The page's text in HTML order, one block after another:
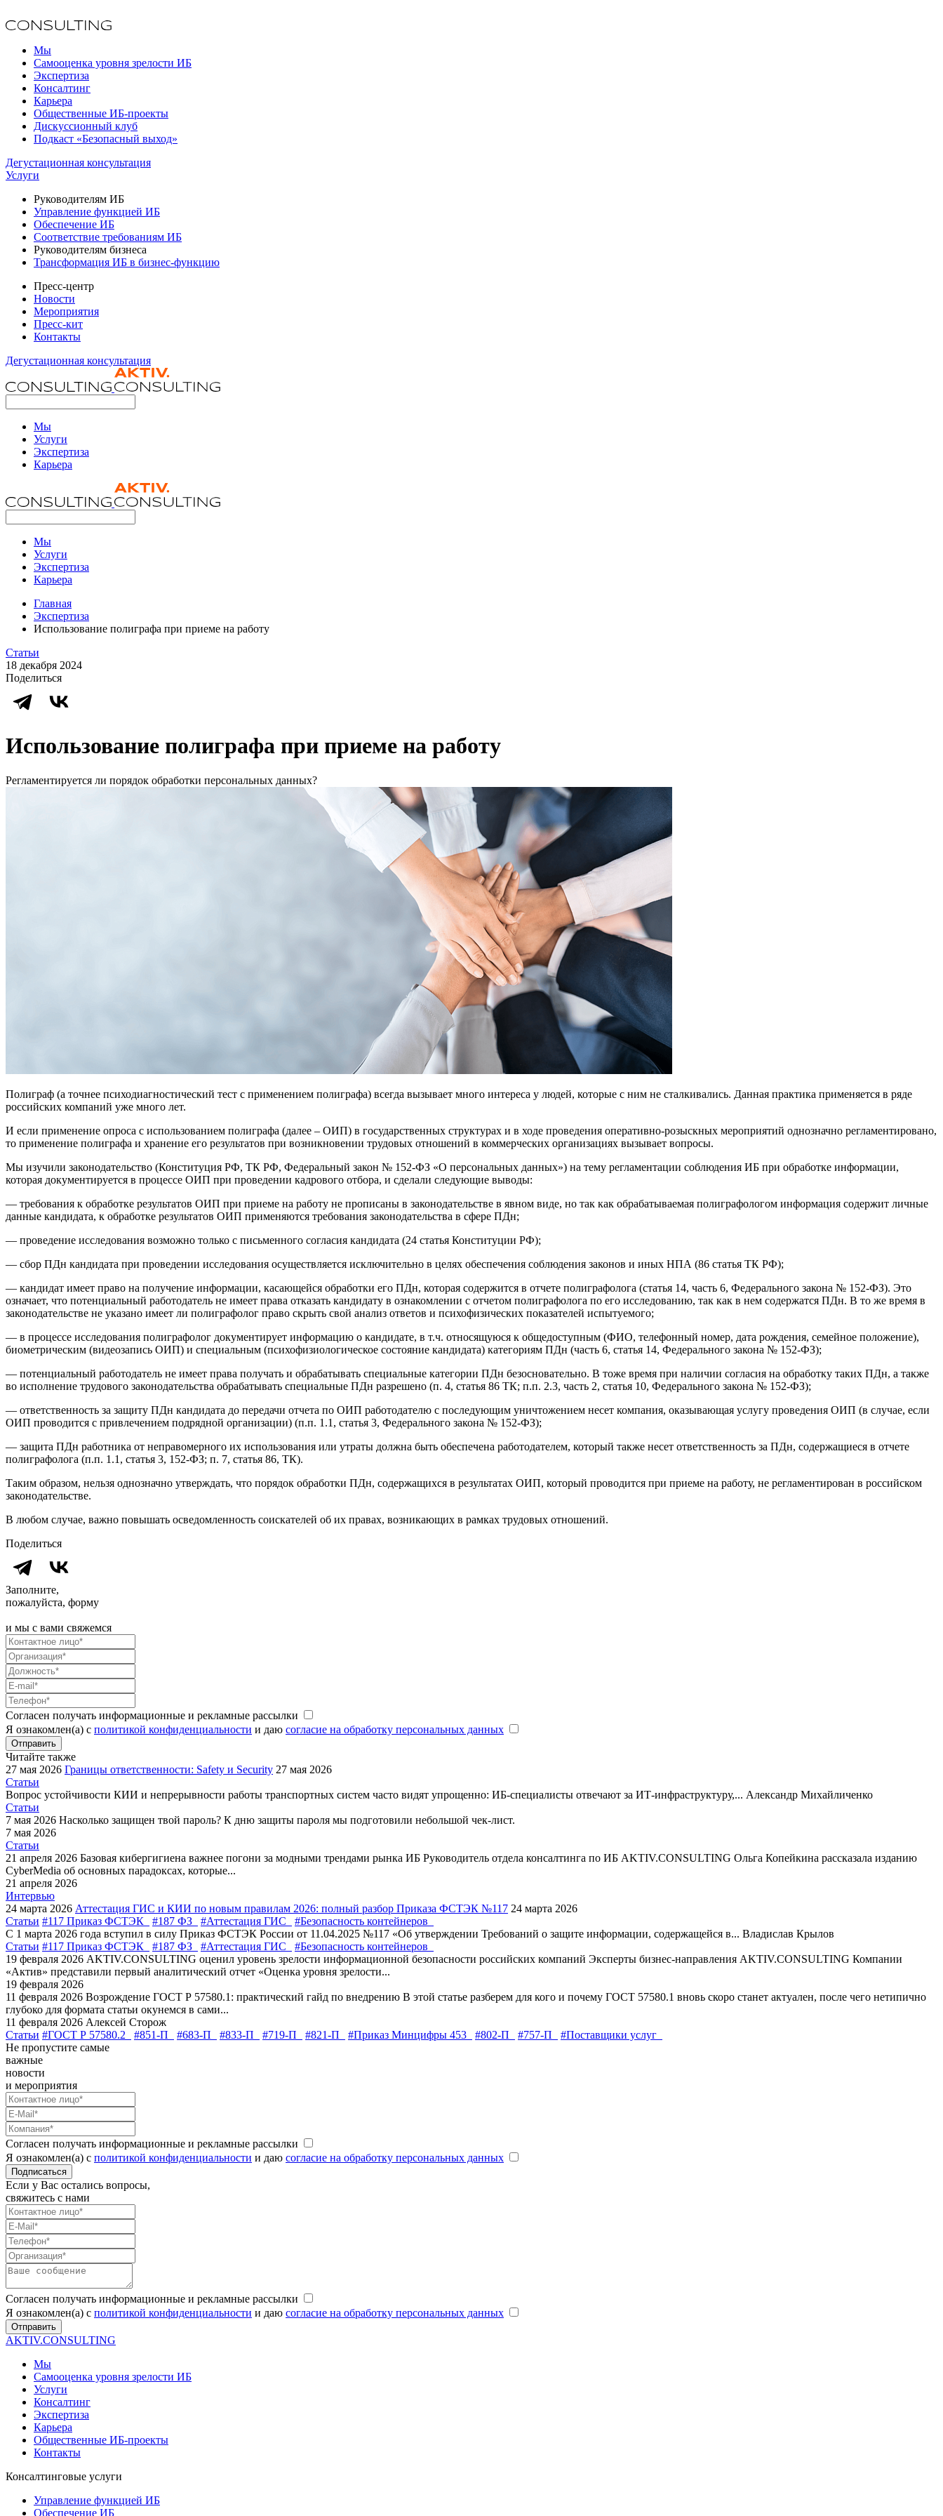
Мы
Самооценка уровня зрелости ИБ
Экспертиза
Консалтинг
Карьера
Общественные ИБ-проекты
Дискуссионный клуб
Подкаст «Безопасный выход»
Дегустационная консультация
Услуги
Руководителям ИБ
Управление функцией ИБ
Обеспечение ИБ
Соответствие требованиям ИБ
Руководителям бизнеса
Трансформация ИБ в бизнес-функцию
Пресс-центр
Новости
Мероприятия
Пресс-кит
Контакты
Дегустационная консультация
Мы
Услуги
Экспертиза
Карьера
Мы
Услуги
Экспертиза
Карьера
Главная
Экспертиза
Использование полиграфа при приеме на работу
Статьи
18 декабря 2024
Поделиться
Использование полиграфа при приеме на работу
Регламентируется ли порядок обработки персональных данных?
Полиграф (а точнее психодиагностический тест с применением полиграфа) всегда вызывает много интереса у людей, которые с ним не сталкивались. Данная практика применяется в ряде
российских компаний уже много лет.
И если применение опроса с использованием полиграфа (далее – ОИП) в государственных структурах и в ходе проведения оперативно-розыскных мероприятий однозначно регламентировано,
то применение полиграфа и хранение его результатов при возникновении трудовых отношений в коммерческих организациях вызывает вопросы.
Мы изучили законодательство (Конституция РФ, ТК РФ, Федеральный закон № 152-ФЗ «О персональных данных») на тему регламентации соблюдения ИБ при обработке информации,
которая документируется в процессе ОИП при проведении кадрового отбора, и сделали следующие выводы:
— требования к обработке результатов ОИП при приеме на работу не прописаны в законодательстве в явном виде, но так как обрабатываемая полиграфологом информация содержит личные
данные кандидата, к обработке результатов ОИП применяются требования законодательства в сфере ПДн;
— проведение исследования возможно только с письменного согласия кандидата (24 статья Конституции РФ);
— сбор ПДн кандидата при проведении исследования осуществляется исключительно в целях обеспечения соблюдения законов и иных НПА (86 статья ТК РФ);
— кандидат имеет право на получение информации, касающейся обработки его ПДн, которая содержится в отчете полиграфолога (статья 14, часть 6, Федерального закона № 152-ФЗ). Это
означает, что потенциальный работодатель не имеет права отказать кандидату в ознакомлении с отчетом полиграфолога по его исследованию, так как в нем содержатся ПДн. В то же время в
законодательстве не указано имеет ли полиграфолог право скрыть свой анализ ответов и психофизических показателей испытуемого;
— в процессе исследования полиграфолог документирует информацию о кандидате, в т.ч. относящуюся к общедоступным (ФИО, телефонный номер, дата рождения, семейное положение),
биометрическим (видеозапись ОИП) и специальным (психофизиологическое состояние кандидата) категориям ПДн (часть 6, статья 14, Федерального закона № 152-ФЗ);
— потенциальный работодатель не имеет права получать и обрабатывать специальные категории ПДн безосновательно. В тоже время при наличии согласия на обработку таких ПДн, а также
во исполнение трудового законодательства обрабатывать специальные ПДн разрешено (п. 4, статья 86 ТК; п.п. 2.3, часть 2, статья 10, Федерального закона № 152-ФЗ);
— ответственность за защиту ПДн кандидата до передачи отчета по ОИП работодателю с последующим уничтожением несет компания, оказывающая услугу проведения ОИП (в случае, если
ОИП проводится с привлечением подрядной организации) (п.п. 1.1, статья 3, Федерального закона № 152-ФЗ);
— защита ПДн работника от неправомерного их использования или утраты должна быть обеспечена работодателем, который также несет ответственность за ПДн, содержащиеся в отчете
полиграфолога (п.п. 1.1, статья 3, 152-ФЗ; п. 7, статья 86, ТК).
Таким образом, нельзя однозначно утверждать, что порядок обработки ПДн, содержащихся в результатах ОИП, который проводится при приеме на работу, не регламентирован в российском
законодательстве.
В любом случае, важно повышать осведомленность соискателей об их правах, возникающих в рамках трудовых отношений.
Поделиться
Заполните,
пожалуйста, форму
и мы с вами свяжемся
Согласен получать информационные и рекламные рассылки
Я ознакомлен(а) с политикой конфиденциальности и даю согласие на обработку персональных данных
Отправить
Читайте также
27 мая 2026 Границы ответственности: Safety и Security 27 мая 2026
Статьи
Вопрос устойчивости КИИ и непрерывности работы транспортных систем часто видят упрощенно: ИБ-специалисты отвечают за ИТ-инфраструктуру,... Александр Михайличенко
Статьи
7 мая 2026 Насколько защищен твой пароль? К дню защиты пароля мы подготовили небольшой чек-лист.
7 мая 2026
Статьи
21 апреля 2026 Базовая кибергигиена важнее погони за модными трендами рынка ИБ Руководитель отдела консалтинга по ИБ AKTIV.CONSULTING Ольга Копейкина рассказала изданию
CyberMedia об основных парадоксах, которые...
21 апреля 2026
Интервью
24 марта 2026 Аттестация ГИС и КИИ по новым правилам 2026: полный разбор Приказа ФСТЭК №117 24 марта 2026
Статьи #117 Приказ ФСТЭК #187 ФЗ #Аттестация ГИС
#Безопасность контейнеров
С 1 марта 2026 года вступил в силу Приказ ФСТЭК России от 11.04.2025 №117 «Об утверждении Требований о защите информации, содержащейся в... Владислав Крылов
Статьи #117 Приказ ФСТЭК #187 ФЗ #Аттестация ГИС
#Безопасность контейнеров
19 февраля 2026 AKTIV.CONSULTING оценил уровень зрелости информационной безопасности российских компаний Эксперты бизнес-направления AKTIV.CONSULTING Компании
«Актив» представили первый аналитический отчет «Оценка уровня зрелости...
19 февраля 2026
11 февраля 2026 Возрождение ГОСТ Р 57580.1: практический гайд по внедрению В этой статье разберем для кого и почему ГОСТ 57580.1 вновь скоро станет актуален, после чего нетипично
глубоко для формата статьи окунемся в сами...
11 февраля 2026 Алексей Сторож
Статьи #ГОСТ Р 57580.2 #851-П #683-П #833-П #719-П #821-П #Приказ Минцифры 453 #802-П #757-П
#Поставщики услуг
Не пропустите самые
важные
новости
и мероприятия
Согласен получать информационные и рекламные рассылки
Я ознакомлен(а) с политикой конфиденциальности и даю согласие на обработку персональных данных
Подписаться
Если у Вас остались вопросы,
свяжитесь с нами
Согласен получать информационные и рекламные рассылки
Я ознакомлен(а) с политикой конфиденциальности и даю согласие на обработку персональных данных
Отправить
AKTIV.CONSULTING
Мы
Самооценка уровня зрелости ИБ
Услуги
Консалтинг
Экспертиза
Карьера
Общественные ИБ-проекты
Контакты
Консалтинговые услуги
Управление функцией ИБ
Обеспечение ИБ